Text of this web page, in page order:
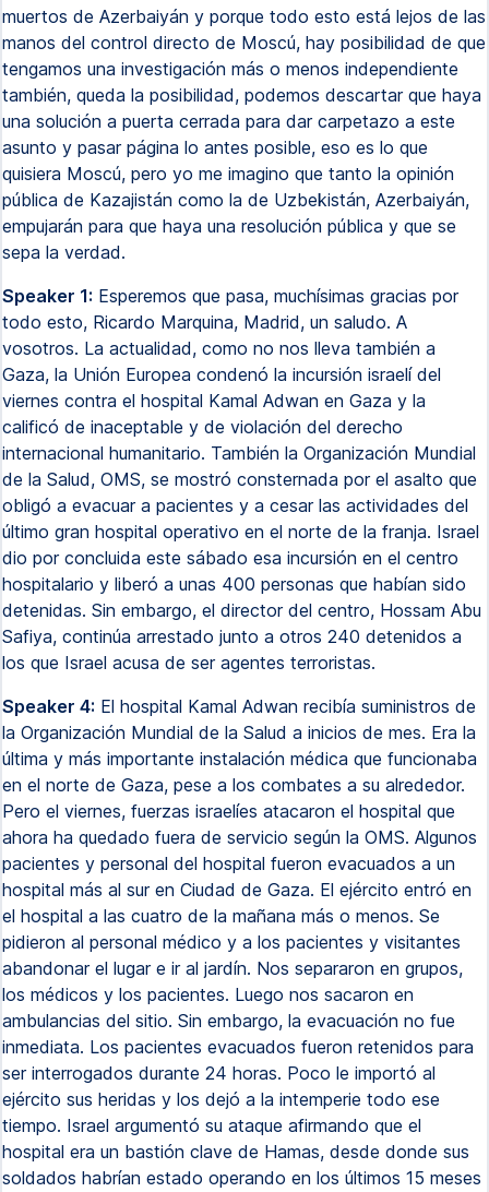
muertos de Azerbaiyán y porque todo esto está lejos de las
manos del control directo de Moscú, hay posibilidad de que
tengamos una investigación más o menos independiente
también, queda la posibilidad, podemos descartar que haya
una solución a puerta cerrada para dar carpetazo a este
asunto y pasar página lo antes posible, eso es lo que
quisiera Moscú, pero yo me imagino que tanto la opinión
pública de Kazajistán como la de Uzbekistán, Azerbaiyán,
empujarán para que haya una resolución pública y que se
sepa la verdad.
Speaker 1: Esperemos que pasa, muchísimas gracias por
todo esto, Ricardo Marquina, Madrid, un saludo. A
vosotros. La actualidad, como no nos lleva también a
Gaza, la Unión Europea condenó la incursión israelí del
viernes contra el hospital Kamal Adwan en Gaza y la
calificó de inaceptable y de violación del derecho
internacional humanitario. También la Organización Mundial
de la Salud, OMS, se mostró consternada por el asalto que
obligó a evacuar a pacientes y a cesar las actividades del
último gran hospital operativo en el norte de la franja. Israel
dio por concluida este sábado esa incursión en el centro
hospitalario y liberó a unas 400 personas que habían sido
detenidas. Sin embargo, el director del centro, Hossam Abu
Safiya, continúa arrestado junto a otros 240 detenidos a
los que Israel acusa de ser agentes terroristas.
Speaker 4: El hospital Kamal Adwan recibía suministros de
la Organización Mundial de la Salud a inicios de mes. Era la
última y más importante instalación médica que funcionaba
en el norte de Gaza, pese a los combates a su alrededor.
Pero el viernes, fuerzas israelíes atacaron el hospital que
ahora ha quedado fuera de servicio según la OMS. Algunos
pacientes y personal del hospital fueron evacuados a un
hospital más al sur en Ciudad de Gaza. El ejército entró en
el hospital a las cuatro de la mañana más o menos. Se
pidieron al personal médico y a los pacientes y visitantes
abandonar el lugar e ir al jardín. Nos separaron en grupos,
los médicos y los pacientes. Luego nos sacaron en
ambulancias del sitio. Sin embargo, la evacuación no fue
inmediata. Los pacientes evacuados fueron retenidos para
ser interrogados durante 24 horas. Poco le importó al
ejército sus heridas y los dejó a la intemperie todo ese
tiempo. Israel argumentó su ataque afirmando que el
hospital era un bastión clave de Hamas, desde donde sus
soldados habrían estado operando en los últimos 15 meses